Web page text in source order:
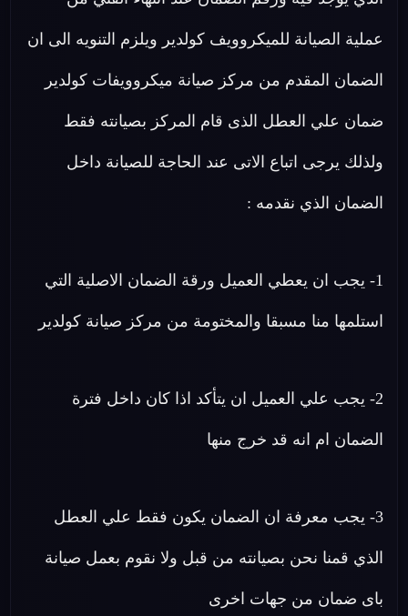
عملية الصيانة للميكروويف كولدير ويلزم التنويه الى ان
الضمان المقدم من مركز صيانة ميكروويفات كولدير
ضمان علي العطل الذى قام المركز بصيانته فقط
ولذلك يرجى اتباع الاتى عند الحاجة للصيانة داخل
الضمان الذي نقدمه :
1- يجب ان يعطي العميل ورقة الضمان الاصلية التي
استلمها منا مسبقا والمختومة من مركز صيانة كولدير
2- يجب علي العميل ان يتأكد اذا كان داخل فترة
الضمان ام انه قد خرج منها
3- يجب معرفة ان الضمان يكون فقط علي العطل
الذي قمنا نحن بصيانته من قبل ولا نقوم بعمل صيانة
باى ضمان من جهات اخرى